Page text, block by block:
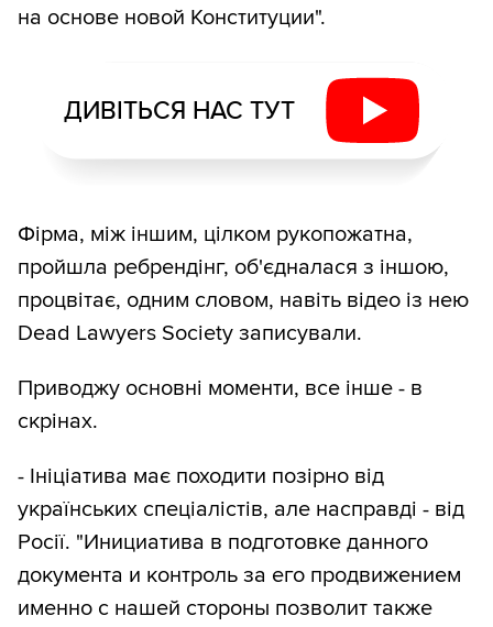
на основе новой Конституции".
ДИВІТЬСЯ НАС ТУТ
Фірма, між іншим, цілком рукопожатна,
пройшла ребрендінг, об'єдналася з іншою,
процвітає, одним словом, навіть відео із нею
Dead Lawyers Society записували.
Приводжу основні моменти, все інше - в
скрінах.
- Ініціатива має походити позірно від
українських спеціалістів, але насправді - від
Росії. "Инициатива в подготовке данного
документа и контроль за его продвижением
именно с нашей стороны позволит также